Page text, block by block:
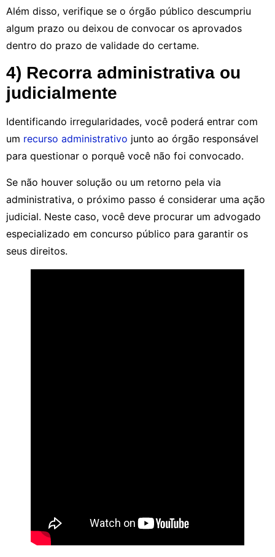
Além disso, verifique se o órgão público descumpriu
algum prazo ou deixou de convocar os aprovados
dentro do prazo de validade do certame.
4) Recorra administrativa ou
judicialmente
Identificando irregularidades, você poderá entrar com
um recurso administrativo junto ao órgão responsável
para questionar o porquê você não foi convocado.
Se não houver solução ou um retorno pela via
administrativa, o próximo passo é considerar uma ação
judicial. Neste caso, você deve procurar um advogado
especializado em concurso público para garantir os
seus direitos.